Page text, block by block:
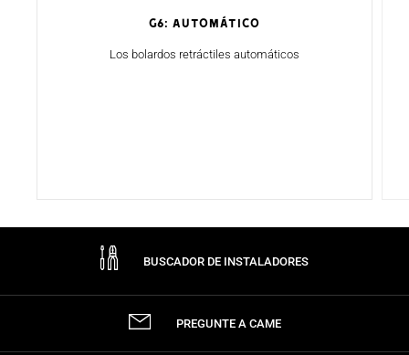
G6: AUTOMÁTICO
Los bolardos retráctiles automáticos
BUSCADOR DE INSTALADORES
PREGUNTE A CAME